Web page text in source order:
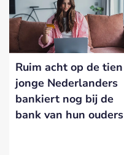
Ruim acht op de tien
jonge Nederlanders
bankiert nog bij de
bank van hun ouders